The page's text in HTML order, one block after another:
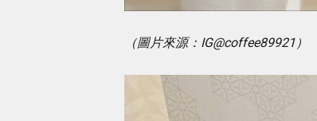
（圖片來源：IG@coffee89921）